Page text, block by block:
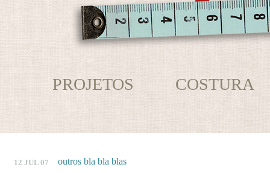
PROJETOS COSTURA
12 JUL 07 outros bla bla blas